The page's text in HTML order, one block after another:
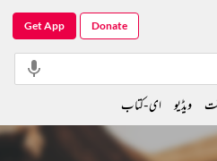
Get App Donate
ویڈیو ای-کتاب